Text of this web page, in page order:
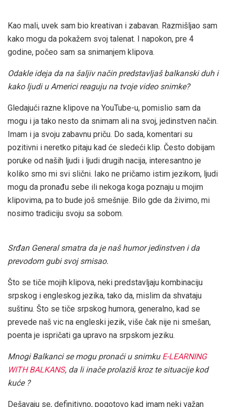
Kao mali, uvek sam bio kreativan i zabavan. Razmišljao sam
kako mogu da pokažem svoj talenat. I napokon, pre 4
godine, počeo sam sa snimanjem klipova.
Odakle ideja da na šaljiv način predstavljaš balkanski duh i
kako ljudi u Americi reaguju na tvoje video snimke?
Gledajući razne klipove na YouTube-u, pomislio sam da
mogu i ja tako nesto da snimam ali na svoj, jedinstven način.
Imam i ja svoju zabavnu priču. Do sada, komentari su
pozitivni i neretko pitaju kad će sledeći klip. Često dobijam
poruke od naših ljudi i ljudi drugih nacija, interesantno je
koliko smo mi svi slični. Iako ne pričamo istim jezikom, ljudi
mogu da pronađu sebe ili nekoga koga poznaju u mojim
klipovima, pa to bude još smešnije. Bilo gde da živimo, mi
nosimo tradiciju svoju sa sobom.
Srđan General smatra da je naš humor jedinstven i da
prevodom gubi svoj smisao.
Što se tiče mojih klipova, neki predstavljaju kombinaciju
srpskog i engleskog jezika, tako da, mislim da shvataju
suštinu. Što se tiče srpskog humora, generalno, kad se
prevede naš vic na engleski jezik, više čak nije ni smešan,
poenta je ispričati ga upravo na srpskom jeziku.
Mnogi Balkanci se mogu pronaći u snimku E-LEARNING
WITH BALKANS, da li inače prolaziš kroz te situacije kod
kuće ?
Dešavaju se, definitivno, pogotovo kad imam neki važan